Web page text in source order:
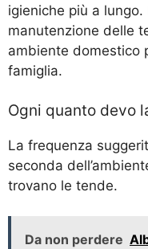
igieniche più a
manutenzione delle
ambiente domestico
famiglia.
Ogni quanto devo
La frequenza
seconda
trovano le tende.
Da non perdere